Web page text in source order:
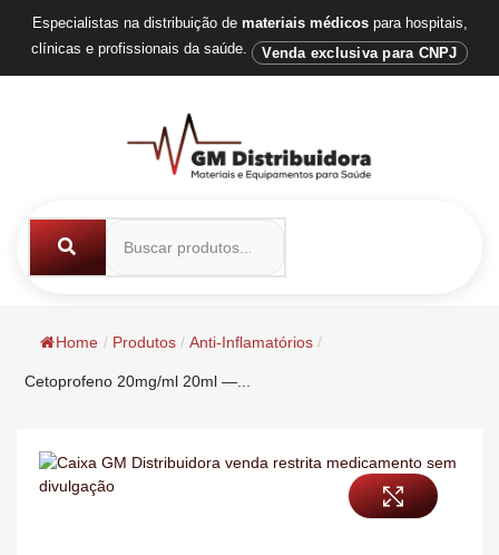
Especialistas na distribuição de materiais médicospara hospitais,
clínicas e profissionais da saúde.
Venda exclusiva para CNPJ
Home / Produtos / Anti-Inflamatórios /
Cetoprofeno 20mg/ml 20ml —...